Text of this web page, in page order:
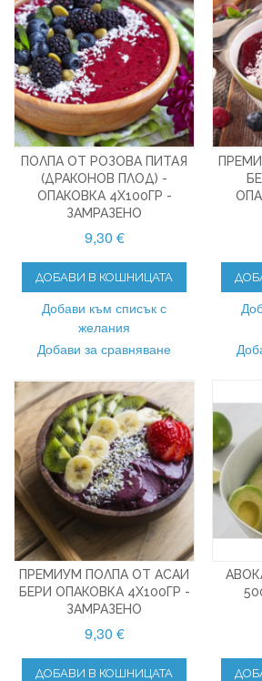
ПОЛПА ОТ РОЗОВА ПИТАЯ
(ДРАКОНОВ ПЛОД) -
ОПАКОВКА 4X100ГР -
ЗАМРАЗЕНО
9,30 €
ДОБАВИ В КОШНИЦАТА
Добави към списък с
желания
Добави за сравняване
ПРЕМИУМ ПОЛПА ОТ АСАИ
БЕРИ ОПАКОВКА 4X100ГР -
ЗАМРАЗЕНО
9,30 €
ДОБАВИ В КОШНИЦАТА